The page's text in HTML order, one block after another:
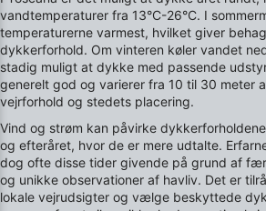
vandtemperaturer fra 13°C-26°C. I
temperaturerne varmest, hvilket giver
dykkerforhold. Om vinteren køler vandet
stadig muligt at dykke med passende
generelt god og varierer fra 10 til 30 meter
vejrforhold og stedets placering.
Vind og strøm kan påvirke
og efteråret, hvor de er mere udtalte.
dog ofte disse tider givende på grund af
og unikke observationer af havliv. Det er
lokale vejrudsigter og vælge beskyttede
Identificere enheder baseret på aktivt
anmodede oplysninger
Ikke-IAB-behandlingsformål:
Nødvendig
Funktionel
Annoncering / marketing